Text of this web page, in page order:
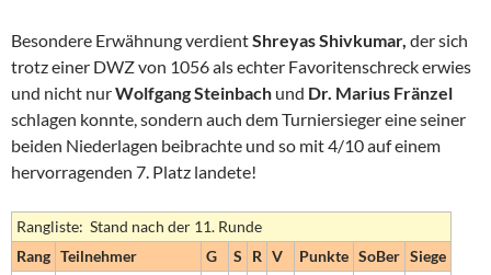
Besondere Erwähnung verdientShreyas Shivkumar, der sich
trotz einer DWZ von 1056 als echter Favoritenschreck erwies
und nicht nurWolfgang Steinbach und Dr. Marius Fränzel
schlagen konnte, sondern auch dem Turniersieger eine seiner
beiden Niederlagen beibrachte und so mit 4/10 auf einem
hervorragenden 7. Platz landete!
Rangliste: Stand nach der 11. Runde
Rang Teilnehmer G S R V Punkte SoBer Siege